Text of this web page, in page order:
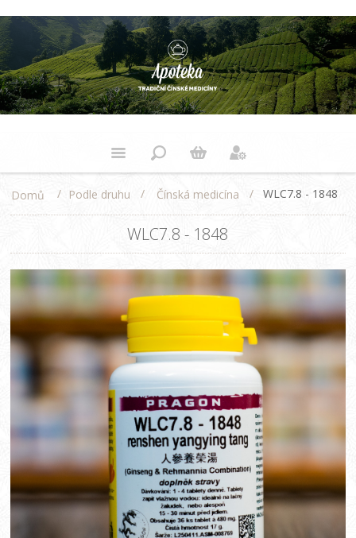
Domů / Podle druhu / Čínská medicína / WLC7.8 - 1848
WLC7.8 - 1848